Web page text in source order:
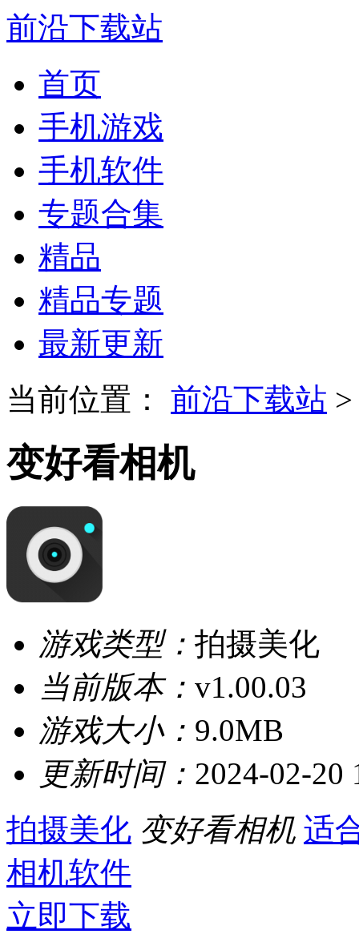
前沿下载站
首页
手机游戏
手机软件
专题合集
精品
精品专题
最新更新
当前位置：
前沿下载站
变好看相机
游戏类型： 拍摄美化
当前版本： v1.00.03
游戏大小： 9.0MB
更新时间： 2024-02-20
拍摄美化 变好看相机 适
相机软件
立即下载